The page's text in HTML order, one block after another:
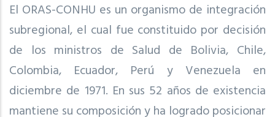
El ORAS-CONHU es un organismo de integración
subregional, el cual fue constituido por decisión
de los ministros de Salud de Bolivia, Chile,
Colombia, Ecuador, Perú y Venezuela en
diciembre de 1971. En sus 52 años de existencia
mantiene su composición y ha logrado posicionar